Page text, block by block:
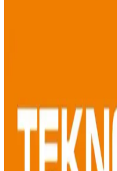
Teknosa'daki Tablet
Teknosa'daki tablet fiyatları ve
bilgiler, fiyat farklılıkları ve dikkat
özetleniyor.
Teknosa Tablet
Ürün Yelpazesi ve